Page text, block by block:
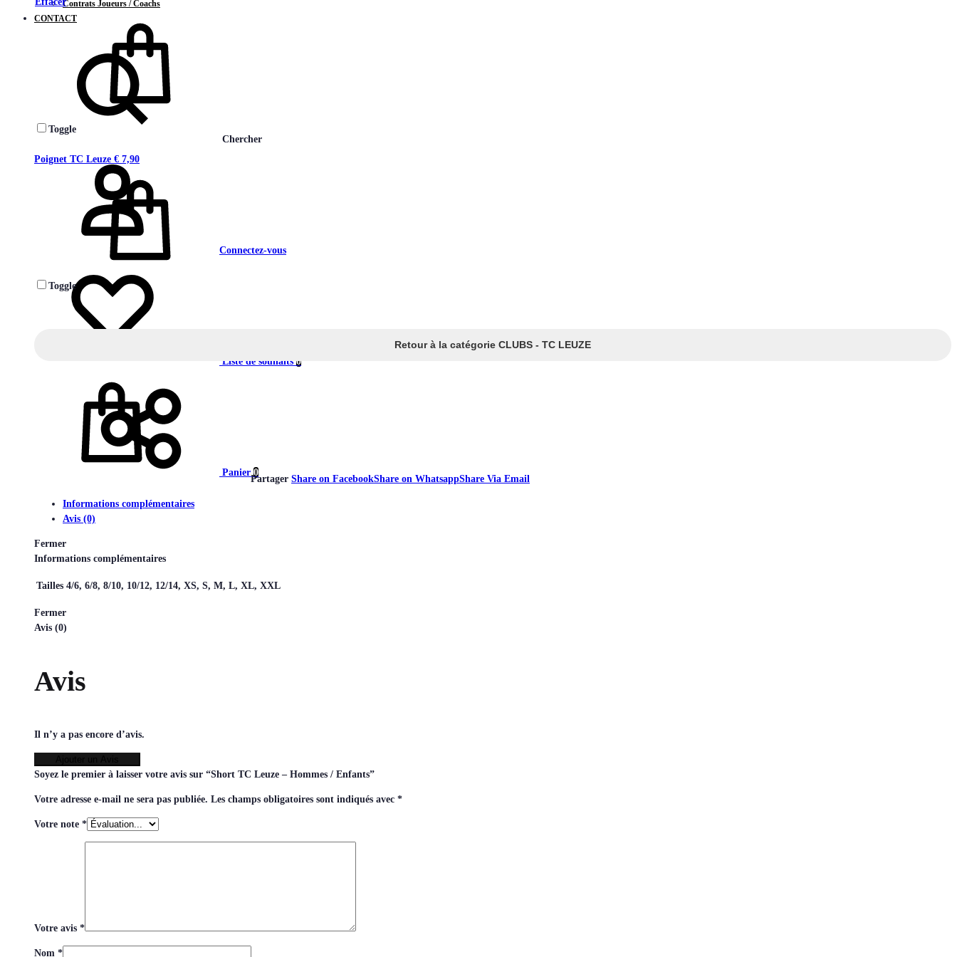
Contrats Joueurs / Coachs
CONTACT
Chercher
Connectez-vous
Liste de souhaits 0
Panier 0
Toggle
Poignet TC Leuze € 7,90
Toggle
Retour à la catégorie CLUBS - TC LEUZE
Partager Share on FacebookShare on WhatsappShare Via Email
Informations complémentaires
Avis (0)
Fermer
Informations complémentaires
Tailles 4/6, 6/8, 8/10, 10/12, 12/14, XS, S, M, L, XL, XXL
Fermer
Avis (0)
Avis
Il n’y a pas encore d’avis.
Soyez le premier à laisser votre avis sur “Short TC Leuze – Hommes / Enfants”
Votre adresse e-mail ne sera pas publiée. Les champs obligatoires sont indiqués avec *
Votre note *
Votre avis *
Nom *